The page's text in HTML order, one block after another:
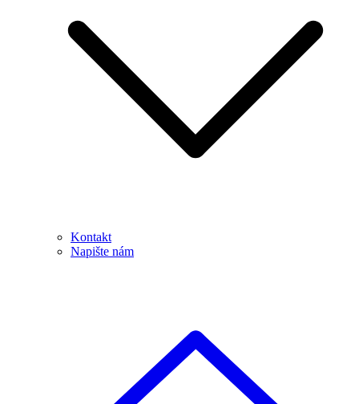
Kontakt
Napište nám